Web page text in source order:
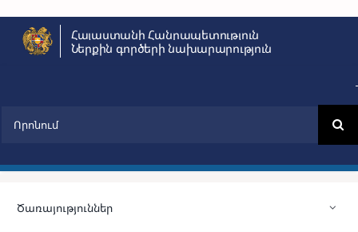
content
Հայաստանի Հանրապետություն
Ներքին գործերի նախարարություն
Ծառայություններ